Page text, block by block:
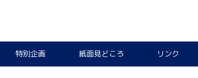
特別企画 紙面見どころ リンク